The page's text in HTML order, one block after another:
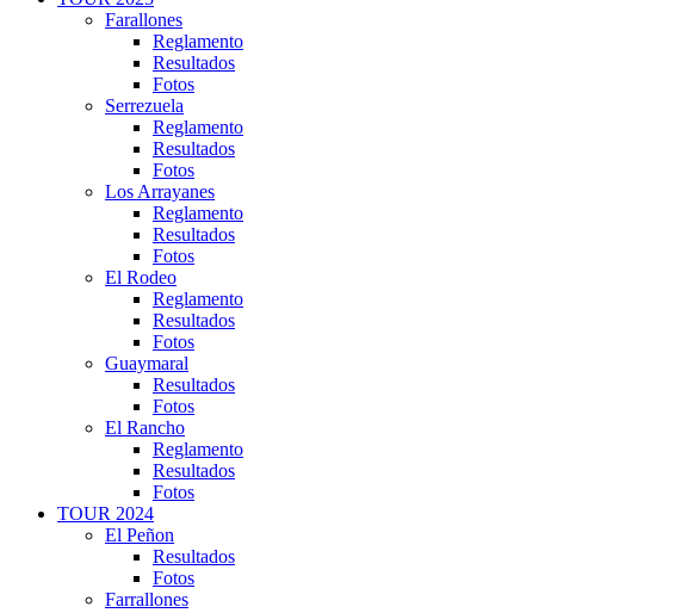
Farallones
Reglamento
Resultados
Fotos
Serrezuela
Reglamento
Resultados
Fotos
Los Arrayanes
Reglamento
Resultados
Fotos
El Rodeo
Reglamento
Resultados
Fotos
Guaymaral
Resultados
Fotos
El Rancho
Reglamento
Resultados
Fotos
TOUR 2024
El Peñon
Resultados
Fotos
Farrallones